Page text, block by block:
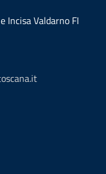
Incisa Valdarno FI